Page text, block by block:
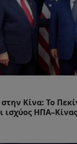
Κίνα: Το
ισχύος ΗΠΑ–Κίνας